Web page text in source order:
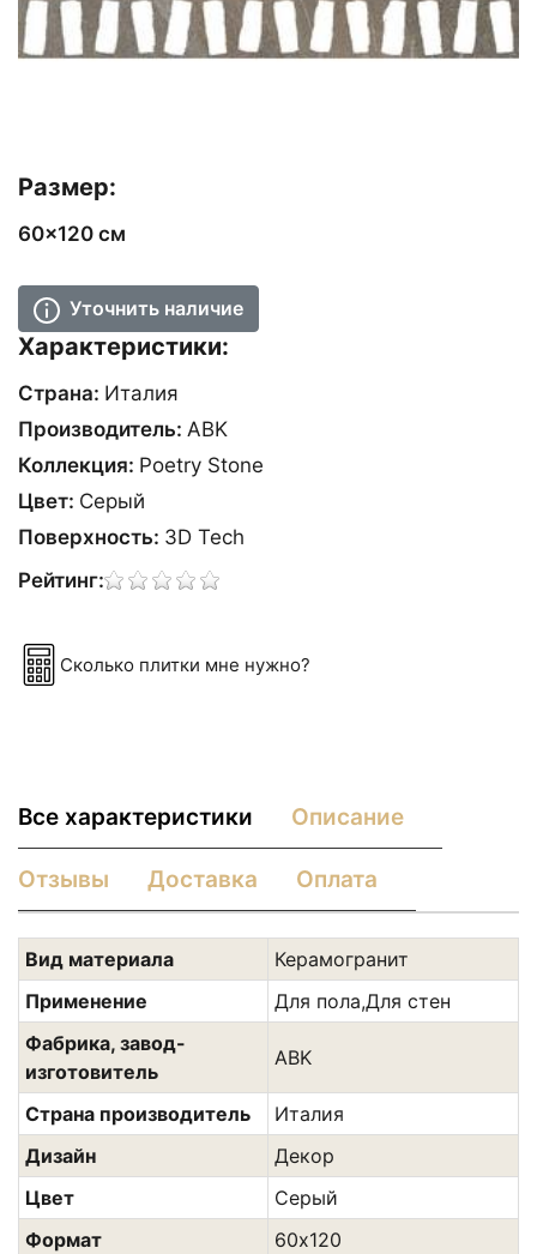
Размер:
60x120 см
Уточнить наличие
Характеристики:
Страна: Италия
Производитель: ABK
Коллекция: Poetry Stone
Цвет: Сeрый
Поверхность: 3D Tech
Рейтинг:
Сколько плитки мне нужно?
Все характеристики Описание
Отзывы Доставка Оплата
Вид материала
Керамогранит
Применение
Для пола,Для стен
Фабрика, завод-
изготовитель
ABK
Страна производитель
Италия
Дизайн
Декор
Цвет
Сeрый
Формат
60х120